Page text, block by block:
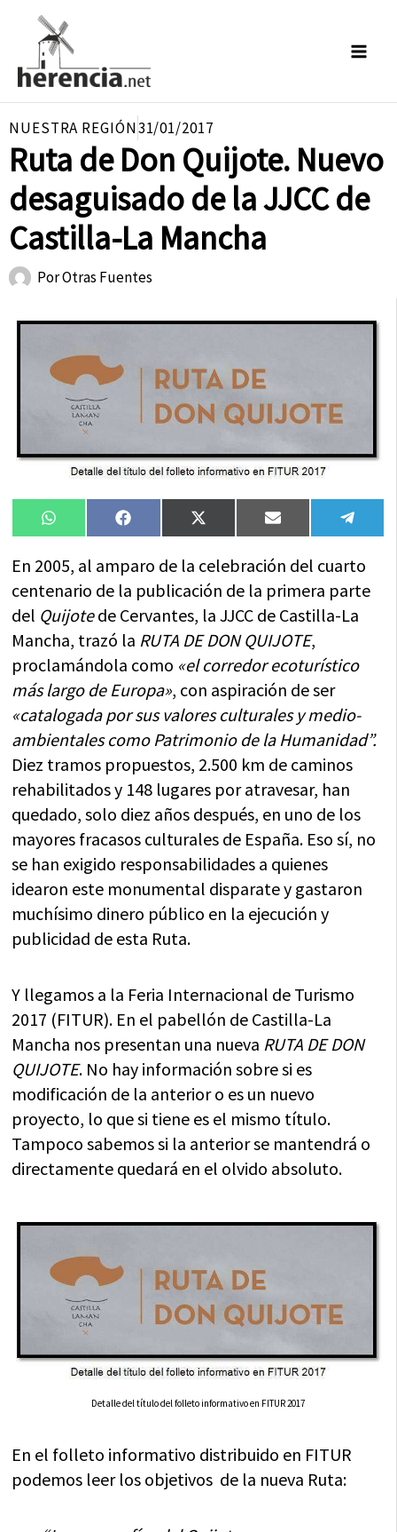
contenido
NUESTRA REGIÓN31/01/2017
Ruta de Don Quijote. Nuevo
desaguisado de la JJCC de
Castilla-La Mancha
PorOtras Fuentes
Compartir
en
WhatsAppCompartir
en
FacebookCompartir
en
X
(Twitter)
Compartir
en
Email
en
En 2005, al amparo de la celebración del cuarto
centenario de la publicación de la primera parte
del Quijotede Cervantes, la JJCC de Castilla-La
Mancha, trazó la RUTA DE DON QUIJOTE,
proclamándola como «el corredor ecoturístico
más largo de Europa», con aspiración de ser
«catalogada por sus valores culturales y medio-
ambientales como Patrimonio de la Humanidad”.
Diez tramos propuestos, 2.500 km de caminos
rehabilitados y 148 lugares por atravesar, han
quedado, solo diez años después, en uno de los
mayores fracasos culturales de España. Eso sí, no
se han exigido responsabilidades a quienes
idearon este monumental disparate y gastaron
muchísimo dinero público en la ejecución y
publicidad de esta Ruta.
Y llegamos a la Feria Internacional de Turismo
2017 (FITUR). En el pabellón de Castilla-La
Mancha nos presentan una nueva RUTA DE DON
QUIJOTE. No hay información sobre si es
modificación de la anterior o es un nuevo
proyecto, lo que si tiene es el mismo título.
Tampoco sabemos si la anterior se mantendrá o
directamente quedará en el olvido absoluto.
Detalle del título del folleto informativo en FITUR 2017
En el folleto informativo distribuido en FITUR
podemos leer los objetivos de la nueva Ruta: